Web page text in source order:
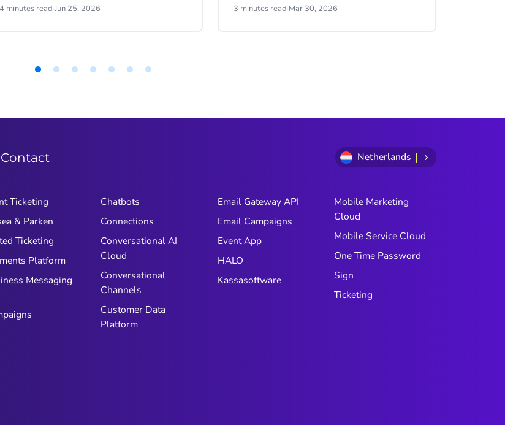
realtime context. Het platform helpt
interacties te onthouden en
4 minutes read·Jun 25, 2026
berichtenapp op hun telefoon. Nu
3 minutes read·Mar 30, 2026
de
Contact Netherlands
Ticketing
& Parken
Ticketing
Platform
Messaging
Chatbots
Connections
Conversational AI
Cloud
Conversational
Channels
Customer Data
Platform
Email Gateway API
Email Campaigns
Event App
HALO
Kassasoftware
Mobile Marketing
Cloud
Mobile Service Cloud
One Time Password
Sign
Ticketing